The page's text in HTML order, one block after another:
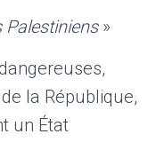
»
la République,
un État